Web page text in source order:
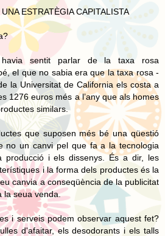
ESTRATÈGIA CAPITALISTA
sentit parlar de la taxa rosa
el que no sabia era que la taxa rosa -
la Universitat de California els costa a
1276 euros més a l’any que als homes
similars.
que suposen més bé una qüestió
no un canvi pel que fa a la tecnologia
producció i els dissenys. És a dir, les
i la forma dels productes és la
canvia a conseqüència de la publicitat
la seua venda.
i serveis podem observar aquest fet?
d'afaitar, els desodorants i els talls